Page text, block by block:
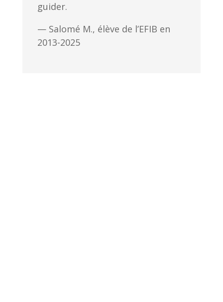
guider.
— Salomé M., élève de l’EFIB en
2013-2025